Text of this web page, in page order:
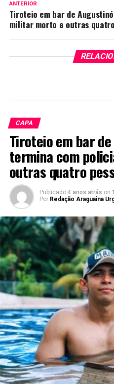
ANTERIOR
Tiroteio em bar de
militar morto e outras
CAPA
Tiroteio em bar
termina com
outras quatro
Publicado 4 anos atrás on
Por Redação Araguaina